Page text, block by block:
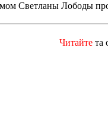
Светланы Лободы
Читайте та